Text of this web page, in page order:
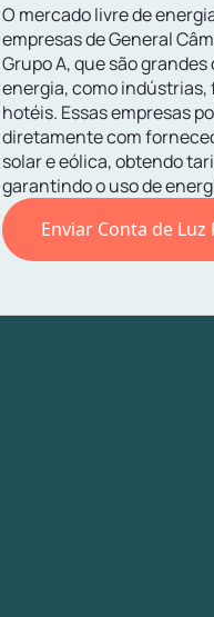
O mercado livre de
empresas de General
Grupo A, que são
energia, como indústrias,
hotéis. Essas empresas
diretamente com
solar e eólica, obtendo
garantindo o uso de
Enviar Conta de Luz